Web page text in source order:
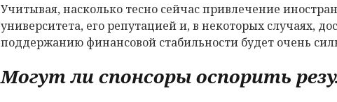
Учитывая, насколько тесно сейчас привлечение
университета, его репутацией и, в некоторых случаях,
поддержанию финансовой стабильности будет очень
Могут ли спонсоры оспорить